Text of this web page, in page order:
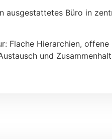
ausgestattetes Büro in
Flache Hierarchien, offene
und